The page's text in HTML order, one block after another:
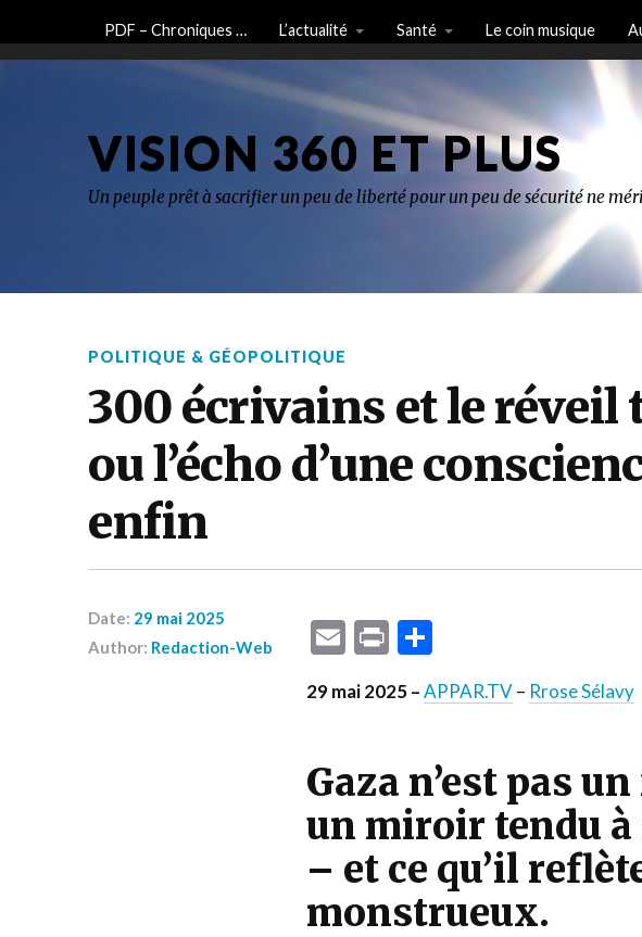
PDF – Chroniques … L’actualité Santé Le coin musique
VISION 360 ET PLUS
Un peuple prêt à sacrifier un peu de liberté pour un peu de sécurité ne
POLITIQUE & GÉOPOLITIQUE
300 écrivains et le réveil
ou l’écho d’une
enfin
Date: 29 mai 2025
Author: Redaction-Web Email
PrintPartager
29 mai 2025 –APPAR.TV– Rrose Sélavy
Gaza n’est pas
un miroir tendu
– et ce qu’il
monstrueux.